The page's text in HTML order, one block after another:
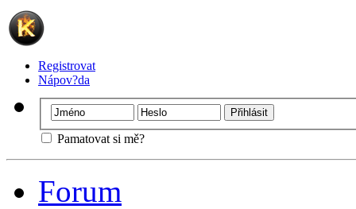
Registrovat
Nápov?da
Pamatovat si mě?
Forum